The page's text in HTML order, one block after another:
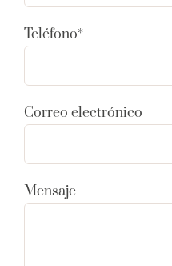
Teléfono*
Correo electrónico
Mensaje